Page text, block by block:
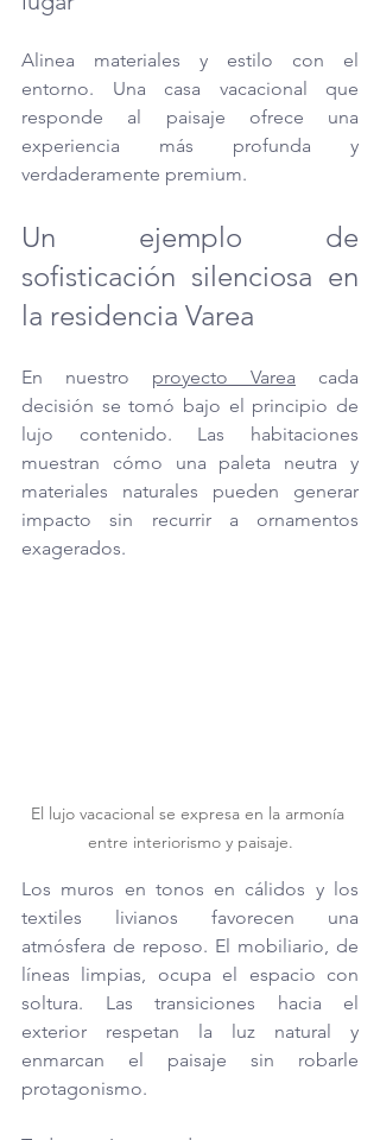
Alinea materiales y estilo con el
entorno. Una casa vacacional que
responde al paisaje ofrece una
experiencia más profunda y
verdaderamente premium.
Un ejemplo de
sofisticación silenciosa en
la residencia Varea
En nuestro proyecto Varea cada
decisión se tomó bajo el principio de
lujo contenido. Las habitaciones
muestran cómo una paleta neutra y
materiales naturales pueden generar
impacto sin recurrir a ornamentos
exagerados.
El lujo vacacional se expresa en la armonía
entre interiorismo y paisaje.
Los muros en tonos en cálidos y los
textiles livianos favorecen una
atmósfera de reposo. El mobiliario, de
líneas limpias, ocupa el espacio con
soltura. Las transiciones hacia el
exterior respetan la luz natural y
enmarcan el paisaje sin robarle
protagonismo.